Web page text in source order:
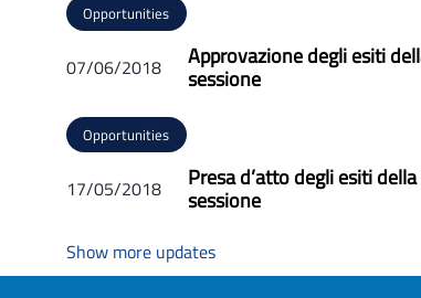
Opportunities
07/06/2018 Approvazione degli esiti
sessione
Opportunities
17/05/2018 Presa d’atto degli esiti
sessione
Show more updates